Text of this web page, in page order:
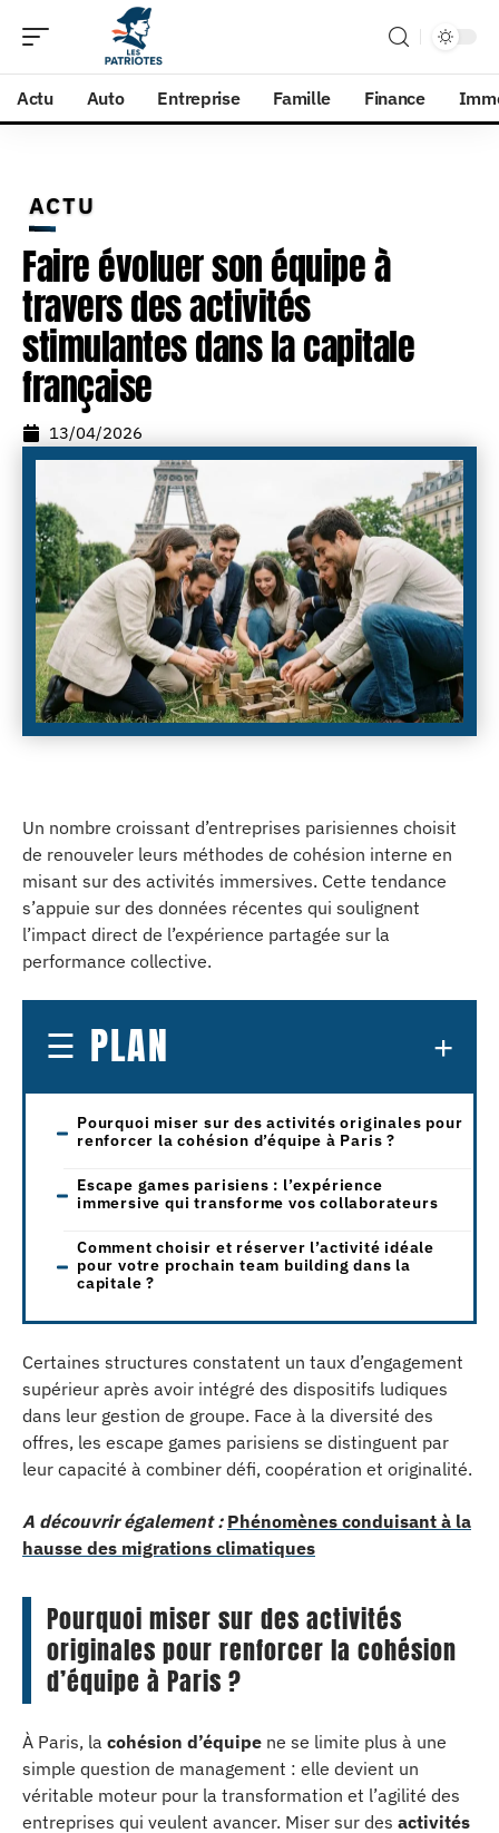
Actu Auto Entreprise Famille Finance
ACTU
Faire évoluer son équipe à
travers des activités
stimulantes dans la capitale
française
13/04/2026
Un nombre croissant d’entreprises parisiennes choisit
de renouveler leurs méthodes de cohésion interne en
misant sur des activités immersives. Cette tendance
s’appuie sur des données récentes qui soulignent
l’impact direct de l’expérience partagée sur la
performance collective.
PLAN
Pourquoi miser sur des activités originales pour
renforcer la cohésion d’équipe à Paris ?
Escape games parisiens : l’expérience
immersive qui transforme vos collaborateurs
Comment choisir et réserver l’activité idéale
pour votre prochain team building dans la
capitale ?
Certaines structures constatent un taux d’engagement
supérieur après avoir intégré des dispositifs ludiques
dans leur gestion de groupe. Face à la diversité des
offres, les escape games parisiens se distinguent par
leur capacité à combiner défi, coopération et originalité.
A découvrir également : Phénomènes conduisant à la
hausse des migrations climatiques
Pourquoi miser sur des activités
originales pour renforcer la cohésion
d’équipe à Paris ?
À Paris, la cohésion d’équipe ne se limite plus à une
simple question de management : elle devient un
véritable moteur pour la transformation et l’agilité des
entreprises qui veulent avancer. Miser sur des activités